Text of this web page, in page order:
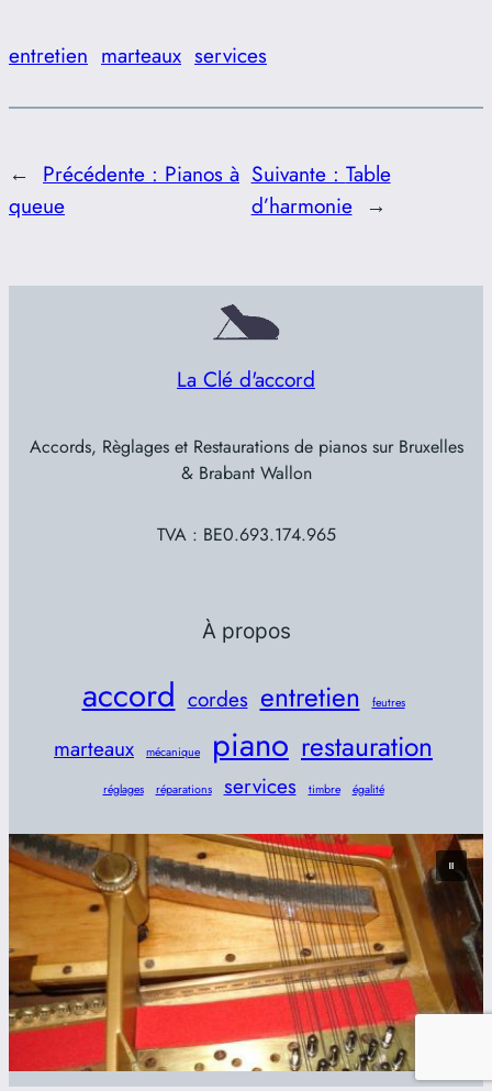
entretien marteaux services
← Précédente : Pianos à
queue
Suivante : Table
d’harmonie →
La Clé d'accord
Accords, Règlages et Restaurations de pianos sur Bruxelles
& Brabant Wallon
TVA : BE0.693.174.965
À propos
accord cordes entretien feutres
marteaux mécanique piano restauration
réglages réparations services timbre égalité